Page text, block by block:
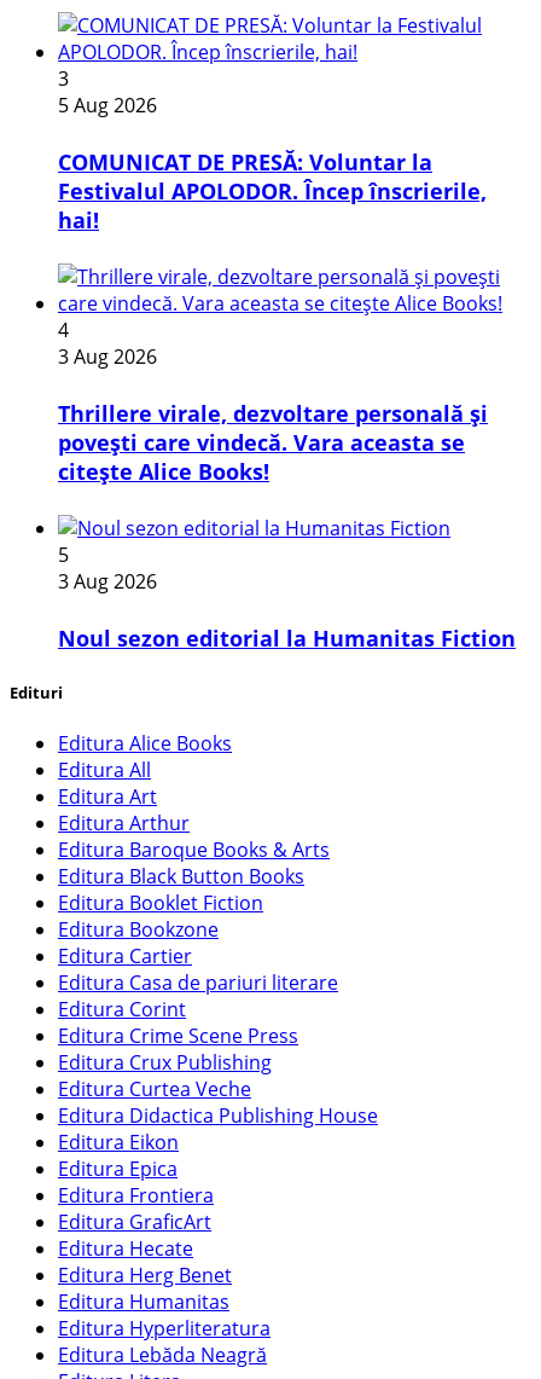
3
5 Aug 2026
COMUNICAT DE PRESĂ: Voluntar la
Festivalul APOLODOR. Încep înscrierile,
hai!
4
3 Aug 2026
Thrillere virale, dezvoltare personală și
povești care vindecă. Vara aceasta se
citește Alice Books!
5
3 Aug 2026
​Noul sezon editorial la Humanitas Fiction
Edituri
Editura Alice Books
Editura All
Editura Art
Editura Arthur
Editura Baroque Books & Arts
Editura Black Button Books
Editura Booklet Fiction
Editura Bookzone
Editura Cartier
Editura Casa de pariuri literare
Editura Corint
Editura Crime Scene Press
Editura Crux Publishing
Editura Curtea Veche
Editura Didactica Publishing House
Editura Eikon
Editura Epica
Editura Frontiera
Editura GraficArt
Editura Hecate
Editura Herg Benet
Editura Humanitas
Editura Hyperliteratura
Editura Lebăda Neagră